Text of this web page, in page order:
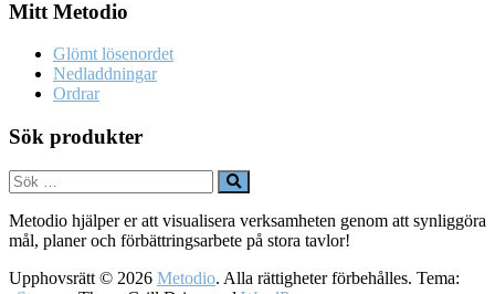
Mitt Metodio
Glömt lösenordet
Nedladdningar
Ordrar
Sök produkter
Metodio hjälper er att visualisera verksamheten genom att synliggöra
mål, planer och förbättringsarbete på stora tavlor!
Upphovsrätt © 2026 Metodio. Alla rättigheter förbehålles. Tema: